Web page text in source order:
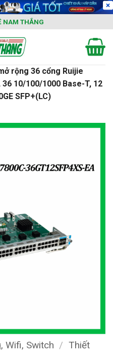
NAM THẮNG
rộng 36 cổng Ruijie
36 10/100/1000 Base-T, 12
SFP+(LC)
Wifi, Switch / Thiết